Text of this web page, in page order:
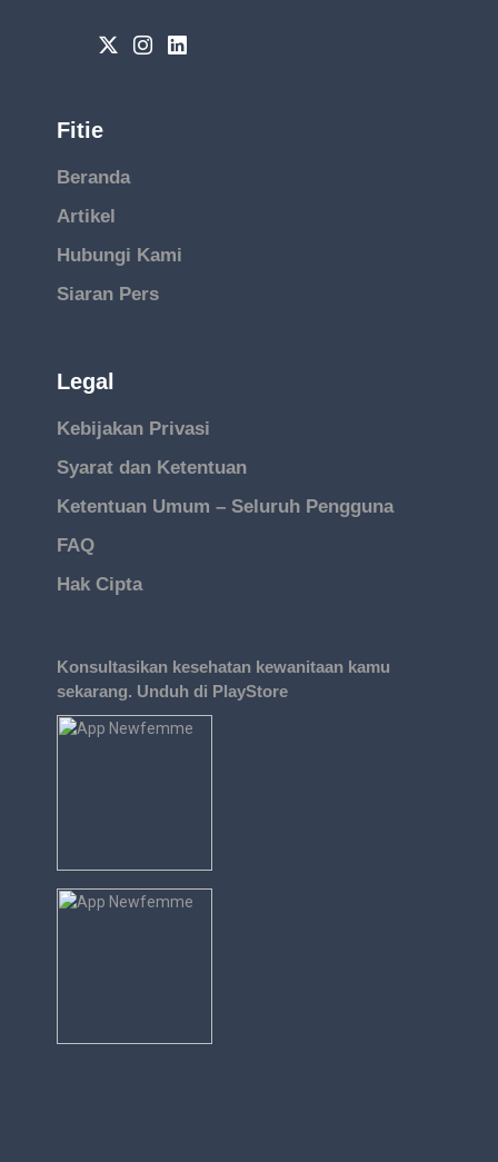
Fitie
Beranda
Artikel
Hubungi Kami
Siaran Pers
Legal
Kebijakan Privasi
Syarat dan Ketentuan
Ketentuan Umum – Seluruh Pengguna
FAQ
Hak Cipta
Konsultasikan kesehatan kewanitaan kamu
sekarang. Unduh di PlayStore